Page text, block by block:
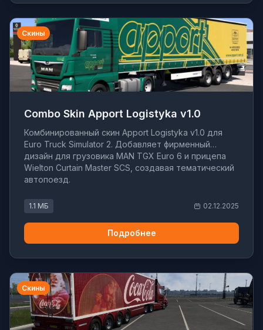
Скины
Combo Skin Apport Logistyka v1.0
Комбинированный скин Apport Logistyka v1.0 для
Euro Truck Simulator 2. Добавляет фирменный
дизайн для грузовика MAN TGX Euro 6 и прицепа
Wielton Curtain Master SCS, создавая тематический
автопоезд.
1.1 МБ 02.12.2025
Подробнее
Скины